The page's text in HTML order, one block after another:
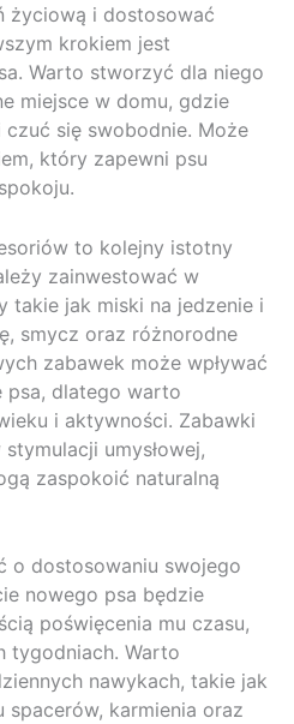
życiową i dostosować
krokiem jest
Warto stworzyć dla niego
miejsce w domu, gdzie
się swobodnie. Może
który zapewni psu
to kolejny istotny
zainwestować w
takie jak miski na jedzenie i
smycz oraz różnorodne
zabawek może wpływać
psa, dlatego warto
i aktywności. Zabawki
umysłowej,
zaspokoić naturalną
o dostosowaniu swojego
nowego psa będzie
poświęcenia mu czasu,
tygodniach. Warto
nawykach, takie jak
spacerów, karmienia oraz